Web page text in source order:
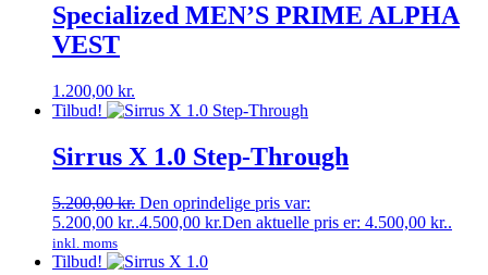
Specialized MEN’S PRIME ALPHA
VEST
1.200,00 kr.
Tilbud!
Sirrus X 1.0 Step-Through
5.200,00kr. Den oprindelige pris var:
5.200,00 kr..4.500,00 kr.Den aktuelle pris er: 4.500,00 kr..
inkl. moms
Tilbud!